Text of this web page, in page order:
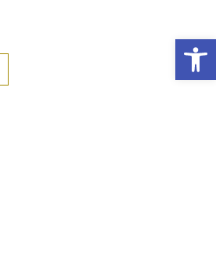
פתח סרגל נגישות